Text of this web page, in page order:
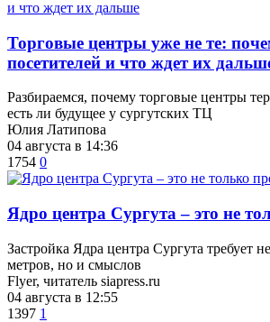
Торговые центры уже не те:
посетителей и что ждет их
Разбираемся, почему торговые центры
есть ли будущее у сургутских ТЦ
Юлия Латипова
04 августа в 14:36
1754 0
​Ядро центра Сургута ‒ это не
Застройка Ядра центра Сургута требует
метров, но и смыслов
Flyer, читатель siapress.ru
04 августа в 12:55
1397 1